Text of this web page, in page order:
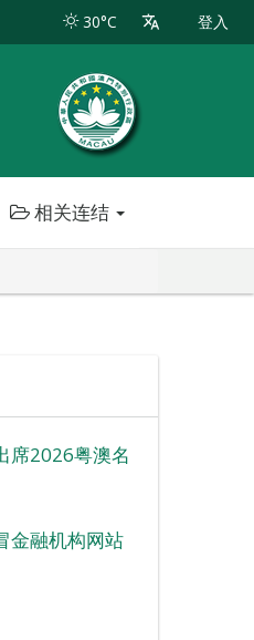
30°C 登入
相关连结
席2026粤澳名
金融机构网站